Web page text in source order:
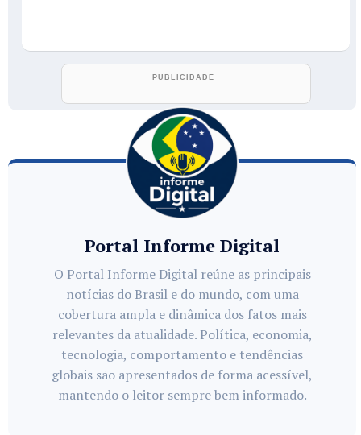
Portal Informe Digital
O Portal Informe Digital reúne as principais
notícias do Brasil e do mundo, com uma
cobertura ampla e dinâmica dos fatos mais
relevantes da atualidade. Política, economia,
tecnologia, comportamento e tendências
globais são apresentados de forma acessível,
mantendo o leitor sempre bem informado.